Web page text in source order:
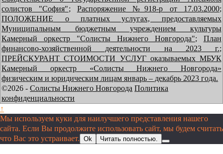
солистов "София"; Распоряжение №918-р от 17.03.2000;
ПОЛОЖЕНИЕ о платных услугах, предоставляемых
Муниципальным бюджетным учреждением культуры
Камерный оркестр "Солисты Нижнего Новгорода"; План
финансово-хозяйственной деятельности на 2023 г.;
ПРЕЙСКУРАНТ СТОИМОСТИ УСЛУГ оказываемых МБУК
Камерный оркестр «Солисты Нижнего Новгорода»
физическим и юридическим лицам январь – декабрь 2023 года.
©2026 -Солисты Нижнего Новгорода Политика
конфиденциальности
↑
Мы используем куки для наилучшего представления нашего
сайта. Если Вы продолжите использовать сайт, мы будем считать
что Вас это устраивает. Ok Читать полностью.